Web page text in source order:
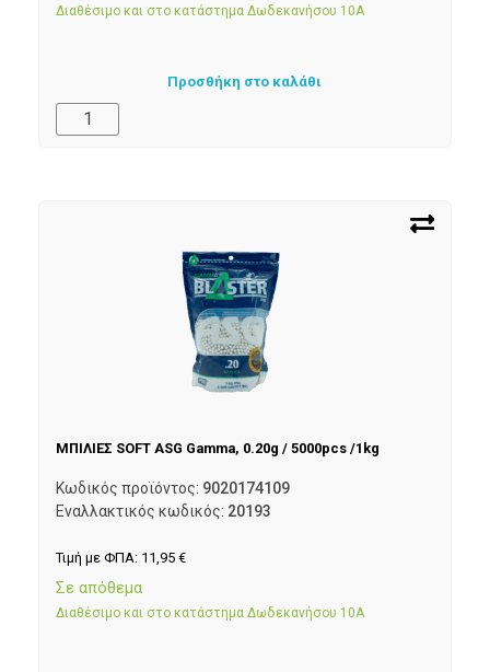
Διαθέσιμο και στο κατάστημα Δωδεκανήσου 10Α
Προσθήκη στο καλάθι
ΜΠΙΛΙΕΣ SOFT ASG Gamma, 0.20g / 5000pcs /1kg
Κωδικός προϊόντος: 9020174109
Εναλλακτικός κωδικός: 20193
Τιμή με ΦΠΑ: 11,95 €
Σε απόθεμα
Διαθέσιμο και στο κατάστημα Δωδεκανήσου 10Α